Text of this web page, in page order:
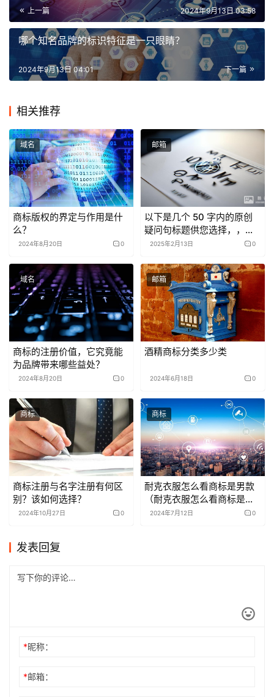
上一篇 2024年9月13日 03:58
哪个知名品牌的标识特征是一只眼睛？
下一篇
2024年9月13日 04:01
相关推荐
域名
商标版权的界定与作用是什
么？
2024年8月20日 0
邮箱
以下是几个 50 字内的原创
疑问句标题供您选择，，商
标国际分类号究竟为何
是什么？，何为商标国际分
类号？
2025年2月13日 0
域名
商标的注册价值，它究竟能
为品牌带来哪些益处？
2024年8月20日 0
邮箱
酒精商标分类多少类
2024年6月18日 0
商标
商标注册与名字注册有何区
别？该如何选择？
2024年10月27日 0
商标
耐克衣服怎么看商标是男款
（耐克衣服怎么看商标是男
款的
2024年7月12日 0
发表回复
*昵称：
*邮箱：